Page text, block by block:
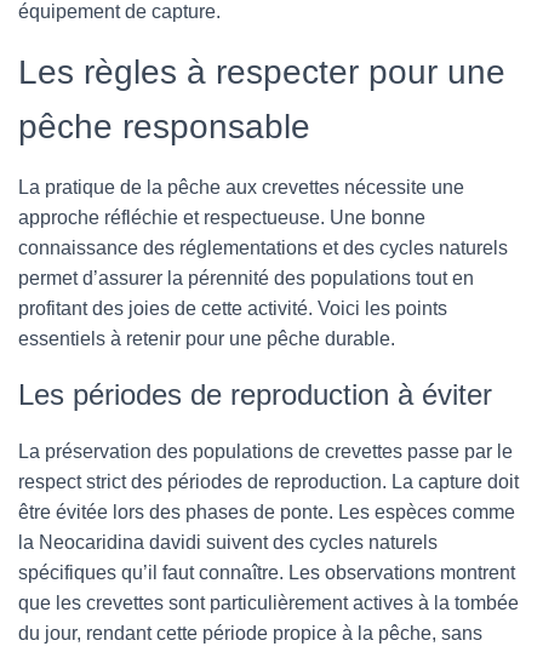
équipement de capture.
Les règles à respecter pour une
pêche responsable
La pratique de la pêche aux crevettes nécessite une
approche réfléchie et respectueuse. Une bonne
connaissance des réglementations et des cycles naturels
permet d’assurer la pérennité des populations tout en
profitant des joies de cette activité. Voici les points
essentiels à retenir pour une pêche durable.
Les périodes de reproduction à éviter
La préservation des populations de crevettes passe par le
respect strict des périodes de reproduction. La capture doit
être évitée lors des phases de ponte. Les espèces comme
la Neocaridina davidi suivent des cycles naturels
spécifiques qu’il faut connaître. Les observations montrent
que les crevettes sont particulièrement actives à la tombée
du jour, rendant cette période propice à la pêche, sans